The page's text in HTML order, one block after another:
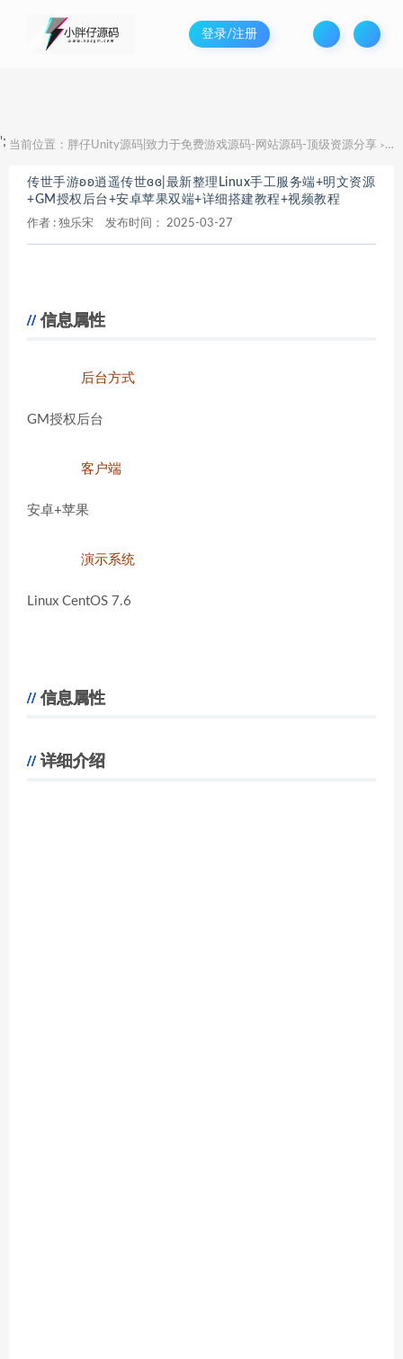
登录/注册
'; 当前位置： 胖仔Unity源码|致力于免费游戏源码-网站源码-顶级资源分享 > 传
传世手游ʚʚ逍遥传世ɞɞ|最新整理Linux手工服务端+明文资源
+GM授权后台+安卓苹果双端+详细搭建教程+视频教程
作者 : 独乐宋 发布时间： 2025-03-27
信息属性
后台方式
GM授权后台
客户端
安卓+苹果
演示系统
Linux CentOS 7.6
信息属性
详细介绍